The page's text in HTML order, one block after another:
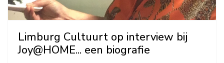
Limburg Cultuurt op interview bij
Joy@HOME... een biografie
Bianca